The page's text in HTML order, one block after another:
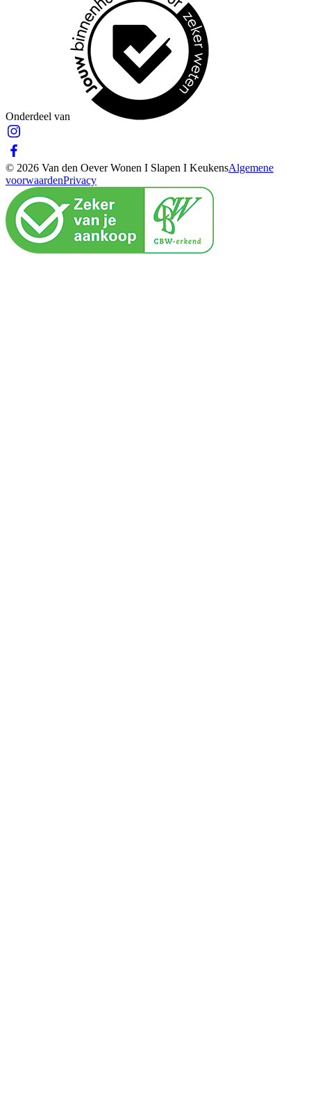
Onderdeel van
© 2026 Van den Oever Wonen I Slapen I KeukensAlgemene
voorwaardenPrivacy